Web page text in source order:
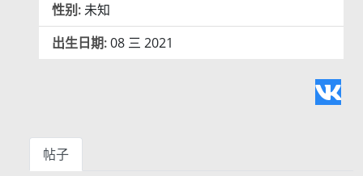
性别:未知
出生日期:08 三 2021
帖子